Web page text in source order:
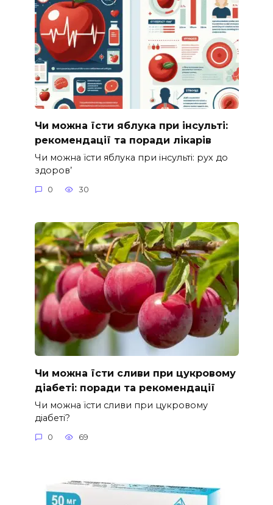
Чи можна їсти яблука при інсульті:
рекомендації та поради лікарів
Чи можна їсти яблука при інсульті: рух до
здоров’
0 30
Чи можна їсти сливи при цукровому
діабеті: поради та рекомендації
Чи можна їсти сливи при цукровому
діабеті?
0 69